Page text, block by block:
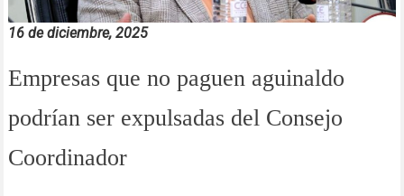
16 de diciembre, 2025
Empresas que no paguen aguinaldo
podrían ser expulsadas del Consejo
Coordinador